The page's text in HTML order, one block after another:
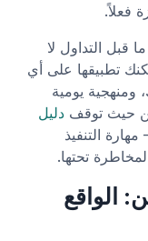
فعلاً.
قبل التداول لا
تطبيقها على أي
يومية
حيث توقف دليل
التنفيذ
تحتها.
الواقع